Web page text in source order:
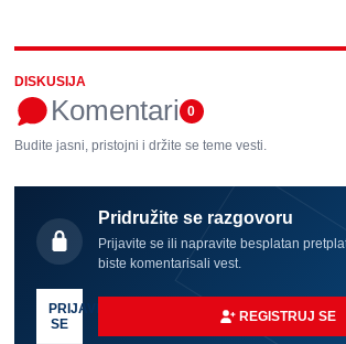
DISKUSIJA
Komentari 0
Budite jasni, pristojni i držite se teme vesti.
Pridružite se razgovoru
Prijavite se ili napravite besplatan
biste komentarisali vest.
PRIJAVI
SE
REGISTRUJ SE